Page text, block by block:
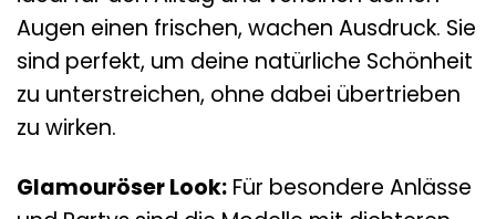
Augen einen frischen, wachen Ausdruck. Sie
sind perfekt, um deine natürliche Schönheit
zu unterstreichen, ohne dabei übertrieben
zu wirken.
Glamouröser Look: Für besondere Anlässe